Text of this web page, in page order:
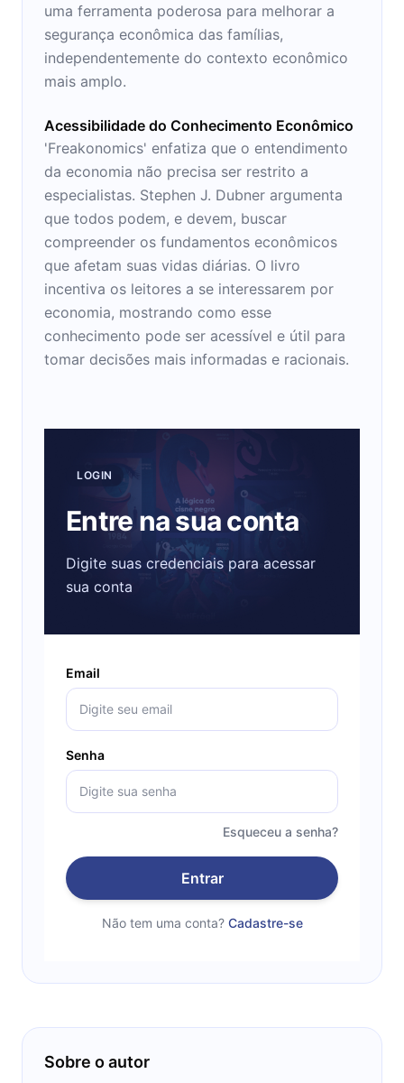
uma ferramenta poderosa para melhorar a
segurança econômica das famílias,
independentemente do contexto econômico
mais amplo.
Acessibilidade do Conhecimento Econômico
'Freakonomics' enfatiza que o entendimento
da economia não precisa ser restrito a
especialistas. Stephen J. Dubner argumenta
que todos podem, e devem, buscar
compreender os fundamentos econômicos
que afetam suas vidas diárias. O livro
incentiva os leitores a se interessarem por
economia, mostrando como esse
conhecimento pode ser acessível e útil para
tomar decisões mais informadas e racionais.
LOGIN
Entre na sua conta
Digite suas credenciais para acessar
sua conta
Email
Senha
Esqueceu a senha?
Entrar
Não tem uma conta? Cadastre-se
Sobre o autor